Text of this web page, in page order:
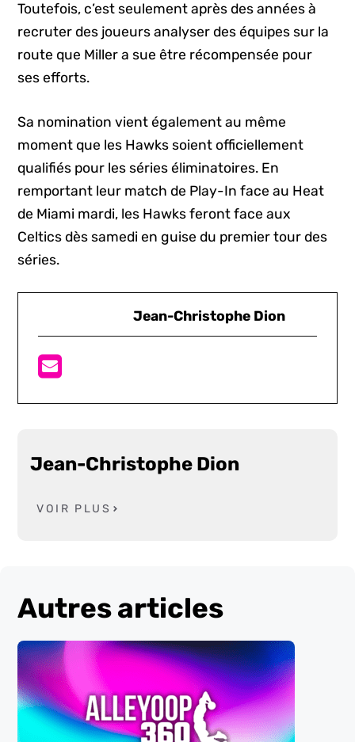
Toutefois, c’est seulement après des années à
recruter des joueurs analyser des équipes sur la
route que Miller a sue être récompensée pour
ses efforts.
Sa nomination vient également au même
moment que les Hawks soient officiellement
qualifiés pour les séries éliminatoires. En
remportant leur match de Play-In face au Heat
de Miami mardi, les Hawks feront face aux
Celtics dès samedi en guise du premier tour des
séries.
Jean-Christophe Dion
Jean-Christophe Dion
VOIR PLUS
Autres articles